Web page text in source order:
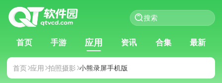
首页 手游 应用 资讯 合集 最新
首页 应用 拍照摄影 小熊录屏手机版